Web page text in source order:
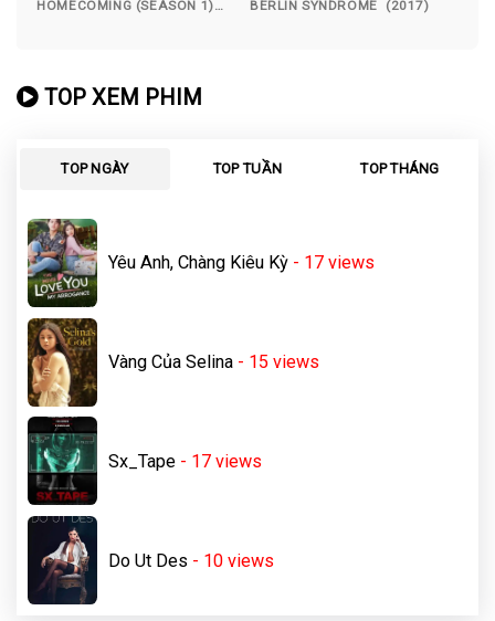
HOMECOMING (SEASON 1)
BERLIN SYNDROME (2017)
TOP XEM PHIM
TOP NGÀY TOP TUẦN TOP THÁNG
Yêu Anh, Chàng Kiêu Kỳ - 17views
Vàng Của Selina - 15views
Sx_Tape - 17views
Do Ut Des - 10views